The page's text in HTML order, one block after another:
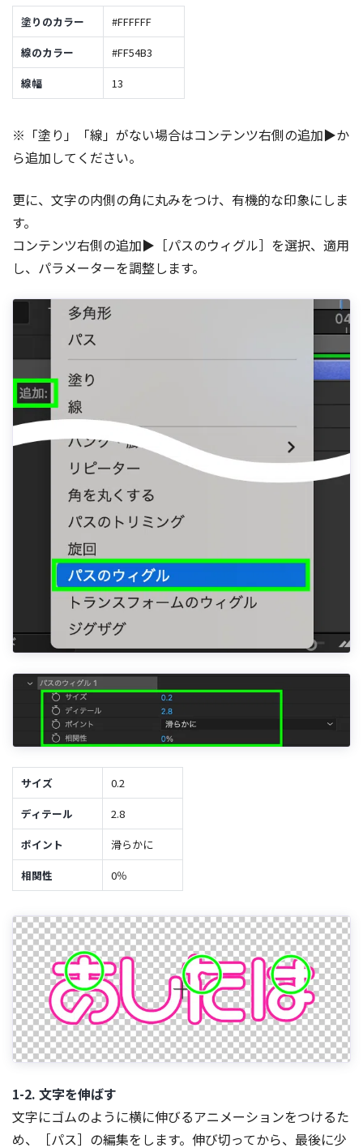
塗りのカラー
#FFFFFF
線のカラー
#FF54B3
線幅
13
※「塗り」「線」がない場合はコンテンツ右側の追加▶か
ら追加してください。
更に、文字の内側の角に丸みをつけ、有機的な印象にしま
す。
コンテンツ右側の追加▶［パスのウィグル］を選択、適用
し、パラメーターを調整します。
サイズ
0.2
ディテール
2.8
ポイント
滑らかに
相関性
0％
1-2. 文字を伸ばす
文字にゴムのように横に伸びるアニメーションをつけるた
め、［パス］の編集をします。伸び切ってから、最後に少